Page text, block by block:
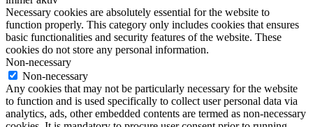
Necessary cookies are absolutely essential for the website to
function properly. This category only includes cookies that ensures
basic functionalities and security features of the website. These
cookies do not store any personal information.
Non-necessary
Non-necessary
Any cookies that may not be particularly necessary for the website
to function and is used specifically to collect user personal data via
analytics, ads, other embedded contents are termed as non-necessary